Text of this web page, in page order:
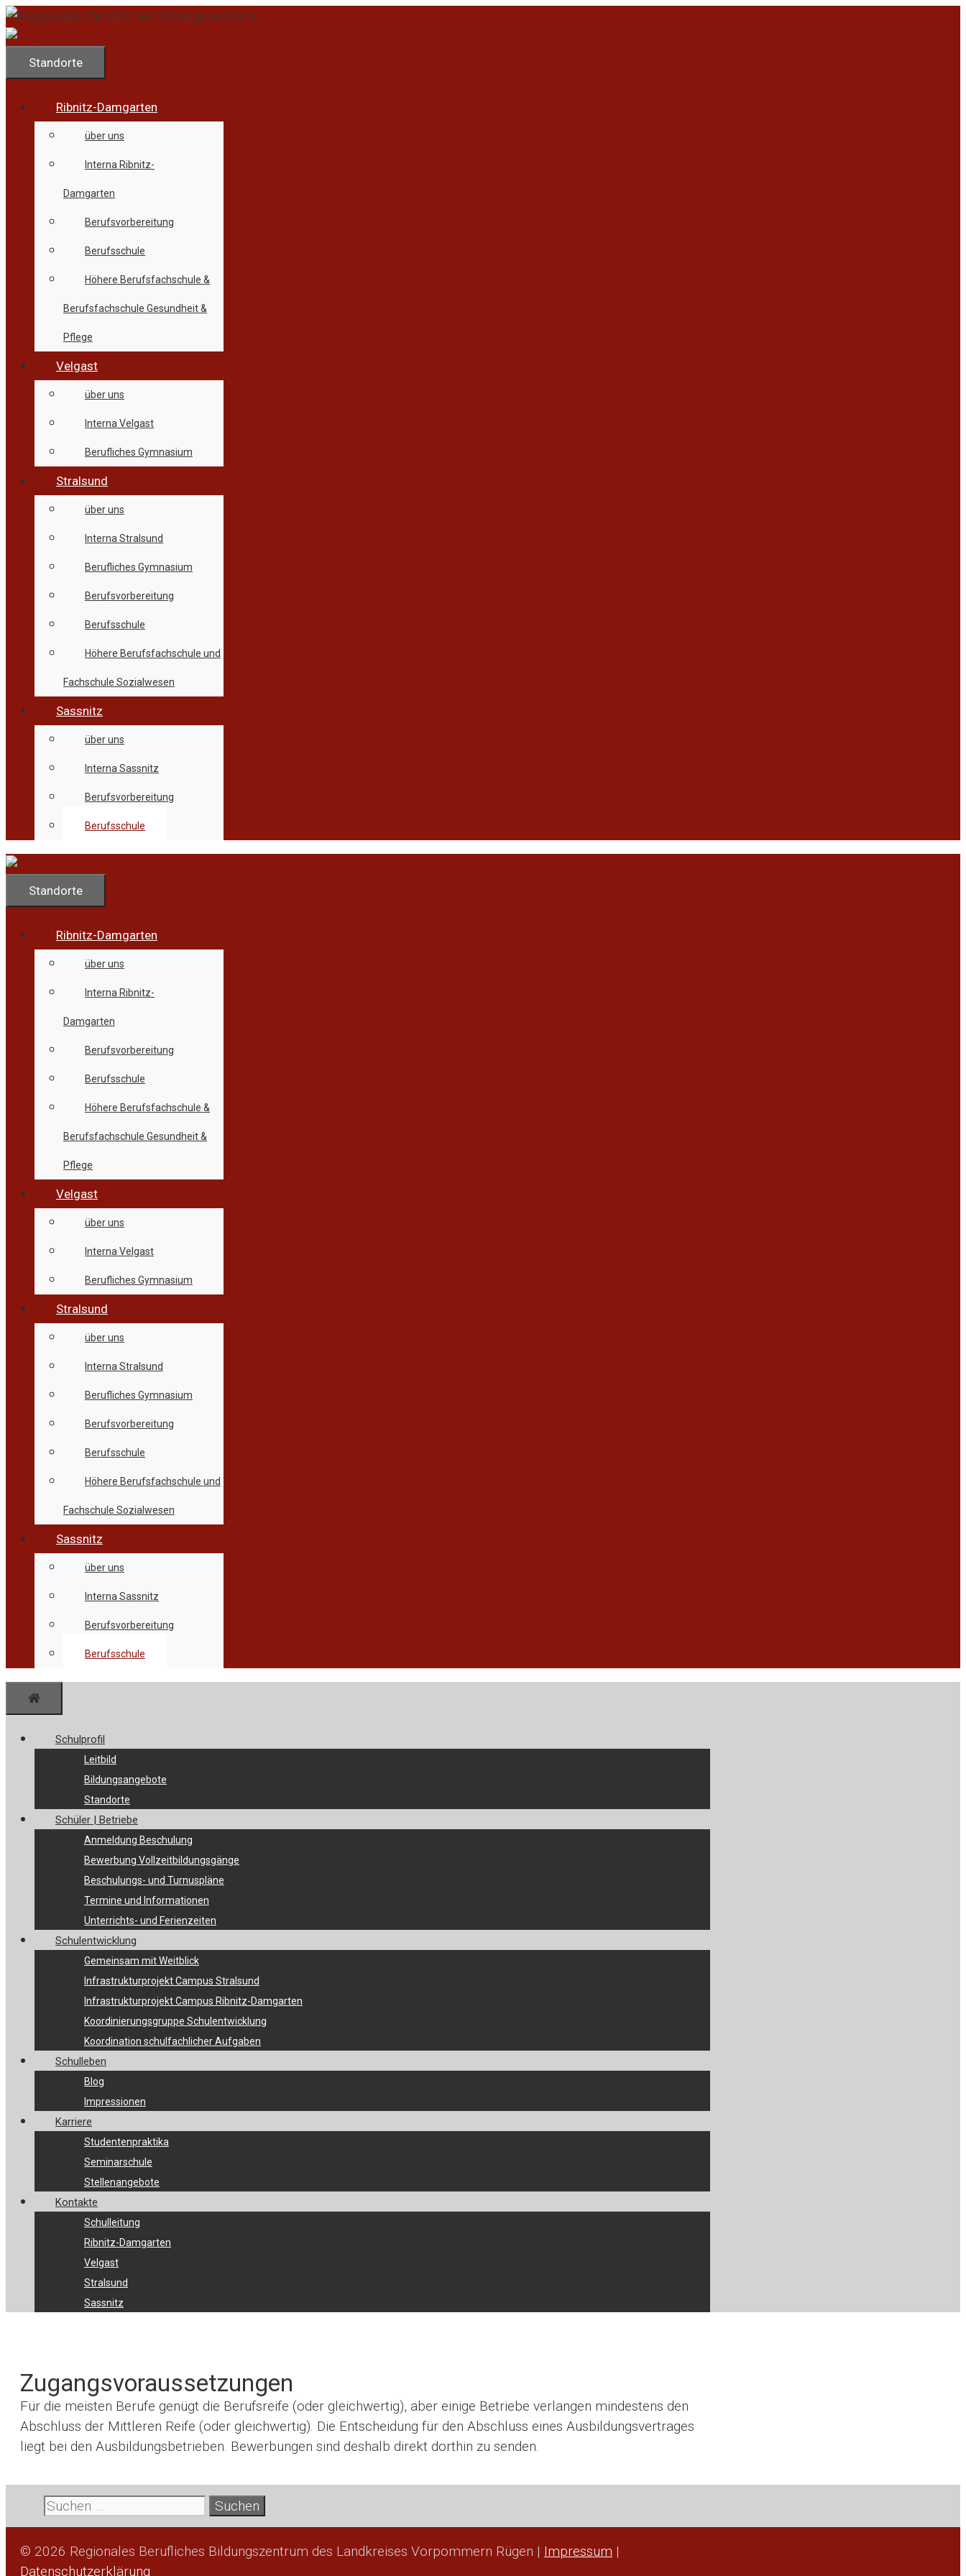
Zum
Inhalt
springenStandorte
Ribnitz-Damgarten
über uns
Interna Ribnitz-
Damgarten
Berufsvorbereitung
Berufsschule
Höhere Berufsfachschule &
Berufsfachschule Gesundheit &
Pflege
Velgast
über uns
Interna Velgast
Berufliches Gymnasium
Stralsund
über uns
Interna Stralsund
Berufliches Gymnasium
Berufsvorbereitung
Berufsschule
Höhere Berufsfachschule und
Fachschule Sozialwesen
Sassnitz
über uns
Interna Sassnitz
Berufsvorbereitung
Berufsschule
Standorte
Ribnitz-Damgarten
über uns
Interna Ribnitz-
Damgarten
Berufsvorbereitung
Berufsschule
Höhere Berufsfachschule &
Berufsfachschule Gesundheit &
Pflege
Velgast
über uns
Interna Velgast
Berufliches Gymnasium
Stralsund
über uns
Interna Stralsund
Berufliches Gymnasium
Berufsvorbereitung
Berufsschule
Höhere Berufsfachschule und
Fachschule Sozialwesen
Sassnitz
über uns
Interna Sassnitz
Berufsvorbereitung
Berufsschule
Schulprofil
Leitbild
Bildungsangebote
Standorte
Schüler | Betriebe
Anmeldung Beschulung
Bewerbung Vollzeitbildungsgänge
Beschulungs- und Turnuspläne
Termine und Informationen
Unterrichts- und Ferienzeiten
Schulentwicklung
Gemeinsam mit Weitblick
Infrastrukturprojekt Campus Stralsund
Infrastrukturprojekt Campus Ribnitz-Damgarten
Koordinierungsgruppe Schulentwicklung
Koordination schulfachlicher Aufgaben
Schulleben
Blog
Impressionen
Karriere
Studentenpraktika
Seminarschule
Stellenangebote
Kontakte
Schulleitung
Ribnitz-Damgarten
Velgast
Stralsund
Sassnitz
Zugangsvoraussetzungen
Für die meis­ten Berufe genügt die Berufs­reife (oder gleich­wer­tig), aber einige Betriebe ver­lan­gen min­des­tens den
Abschluss der Mitt­le­ren Reife (oder gleich­wer­tig). Die Ent­schei­dung für den Abschluss eines Aus­bil­dungs­ver­tra­ges
liegt bei den Aus­bil­dungs­be­trie­ben. Bewer­bun­gen sind des­halb direkt dort­hin zu sen­den.
Suche
nach:
© 2026 Regionales Berufliches Bildungszentrum des Landkreises Vorpommern Rügen | Impressum |
Datenschutzerklärung